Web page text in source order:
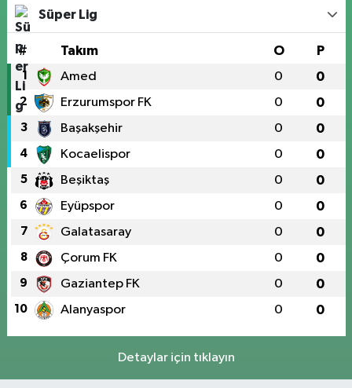
Süper Lig
# Takım O P
1 Amed 0 0
2 Erzurumspor FK 0 0
3 Başakşehir 0 0
4 Kocaelispor 0 0
5 Beşiktaş 0 0
6 Eyüpspor 0 0
7 Galatasaray 0 0
8 Çorum FK 0 0
9 Gaziantep FK 0 0
10 Alanyaspor 0 0
Detaylar için tıklayın